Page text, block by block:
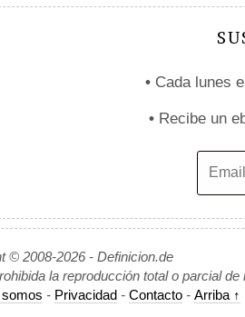
•Cada lunes
•Recibe un
© 2008-2026 - Definicion.de
la reproducción total o parcial
- Privacidad - Contacto - Arriba ↑